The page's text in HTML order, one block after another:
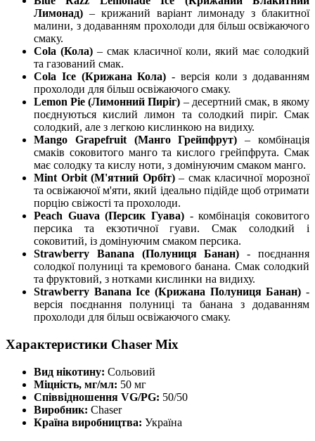
Лимонад) – крижаний варіант лимонаду з блакитної
малини, з додаванням прохолоди для більш освіжаючого
смаку.
Cola (Кола) – смак класичної коли, який має солодкий
та газований смак.
Cola Ice (Крижана Кола) - версія коли з додаванням
прохолоди для більш освіжаючого смаку.
Lemon Pie (Лимонний Пиріг) – десертний смак, в якому
поєднуються кислий лимон та солодкий пиріг. Смак
солодкий, але з легкою кислинкою на видиху.
Mango Grapefruit (Манго Грейпфрут)– комбінація
смаків соковитого манго та кислого грейпфрута. Смак
має солодку та кислу ноти, з домінуючим смаком манго.
Mint Orbit (М'ятний Орбіт)– смак класичної морозної
та освіжаючої м'яти, який ідеально підійде щоб отримати
порцію свіжості та прохолоди.
Peach Guava (Персик Гуава) - комбінація соковитого
персика та екзотичної гуави. Смак солодкий і
соковитий, із домінуючим смаком персика.
Strawberry Banana (Полуниця Банан)- поєднання
солодкої полуниці та кремового банана. Смак солодкий
та фруктовий, з нотками кислинки на видиху.
Strawberry Banana Ice (Крижана Полуниця Банан) -
версія поєднання полуниці та банана з додаванням
прохолоди для більш освіжаючого смаку.
Характеристики Chaser Mix
Вид нікотину: Сольовий
Міцність, мг/мл: 50 мг
Співвідношення VG/PG: 50/50
Виробник: Chaser
Країна виробництва: Україна